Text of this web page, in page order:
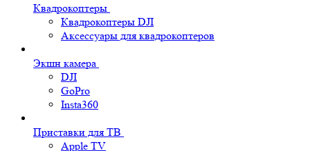
Квадрокоптеры
Квадрокоптеры DJI
Аксессуары для квадрокоптеров
Экшн камера
DJI
GoPro
Insta360
Приставки для ТВ
Apple TV